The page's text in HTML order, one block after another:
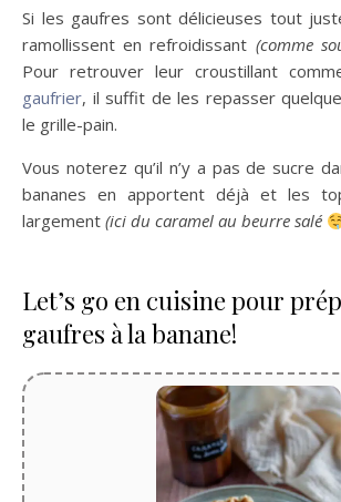
Si les gaufres sont délicieuses tout
ramollissent en refroidissant (comme
Pour retrouver leur croustillant
gaufrier, il suffit de les repasser
le grille-pain.
Vous noterez qu’il n’y a pas de sucre
bananes en apportent déjà et les
largement (ici du caramel au beurre salé
Let’s go en cuisine pour
gaufres à la banane!